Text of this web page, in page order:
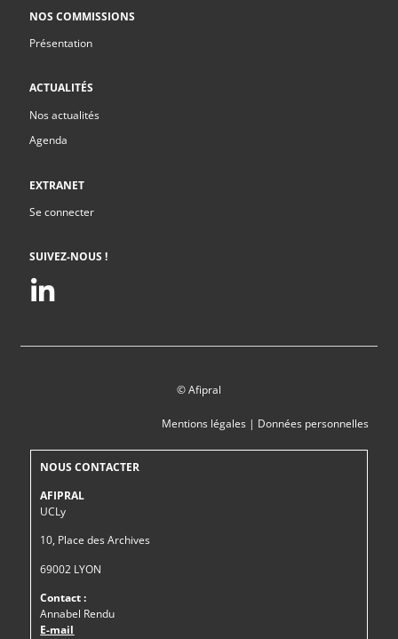
NOS COMMISSIONS
Présentation
ACTUALITÉS
Nos actualités
Agenda
EXTRANET
Se connecter
SUIVEZ-NOUS !
© Afipral
Mentions légales| Données personnelles
NOUS CONTACTER
AFIPRAL
UCLy
10, Place des Archives
69002 LYON
Contact :
Annabel Rendu
E-mail